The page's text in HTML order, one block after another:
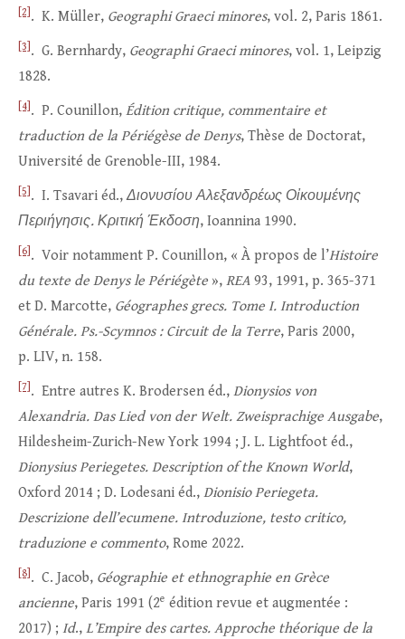
[2] . K. Müller, Geographi Graeci minores, vol. 2, Paris 1861.
[3] . G. Bernhardy, Geographi Graeci minores, vol. 1, Leipzig
1828.
[4] . P. Counillon, Édition critique, commentaire et
traduction de la Périégèse de Denys, Thèse de Doctorat,
Université de Grenoble-III, 1984.
[5] . I. Tsavari éd.,ΔιονυσίουΑλεξανδρέως Οἰκουμένης
Περιήγησις. Κριτική Έκδοση, Ioannina 1990.
[6] . Voir notamment P. Counillon, « À propos de l’Histoire
du texte de Denys le Périégète », REA 93, 1991, p. 365-371
et D. Marcotte, Géographes grecs. Tome I. Introduction
Générale. Ps.-Scymnos: Circuit de la Terre, Paris 2000,
p. LIV, n. 158.
[7] . Entre autres K. Brodersen éd., Dionysios von
Alexandria. Das Lied von der Welt. Zweisprachige Ausgabe,
Hildesheim-Zurich-New York 1994 ; J. L. Lightfoot éd.,
Dionysius Periegetes. Description of the Known World,
Oxford 2014 ; D. Lodesani éd., Dionisio Periegeta.
Descrizione dell’ecumene. Introduzione, testo critico,
traduzione e commento, Rome 2022.
[8] . C. Jacob, Géographie et ethnographie en Grèce
ancienne, Paris 1991 (2e édition revue et augmentée :
2017) ; Id., L’Empire des cartes. Approche théorique de la